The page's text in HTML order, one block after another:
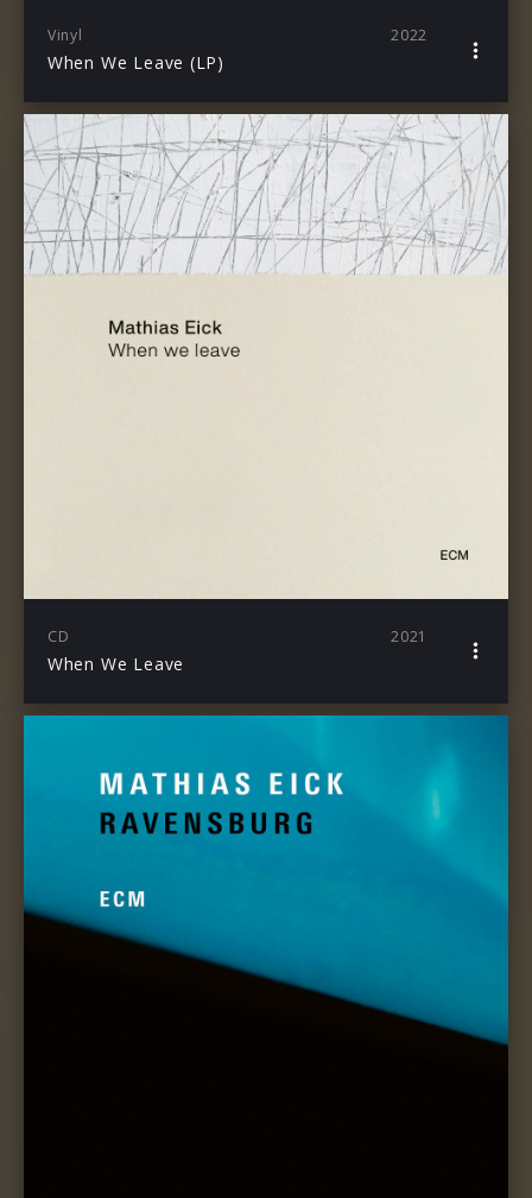
Vinyl 2022
When We Leave (LP)
CD 2021
When We Leave